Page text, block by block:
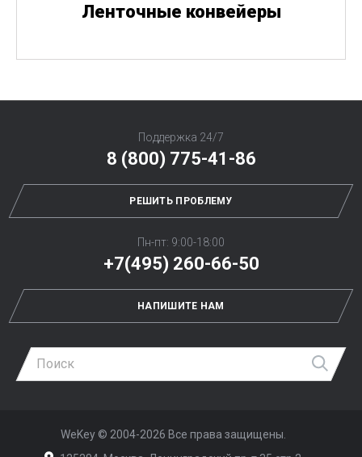
Ленточные конвейеры
Поддержка 24/7
8 (800) 775-41-86
РЕШИТЬ ПРОБЛЕМУ
Пн-пт: 9:00-18:00
+7(495) 260-66-50
НАПИШИТЕ НАМ
WeKey © 2004-2026 Все права защищены.